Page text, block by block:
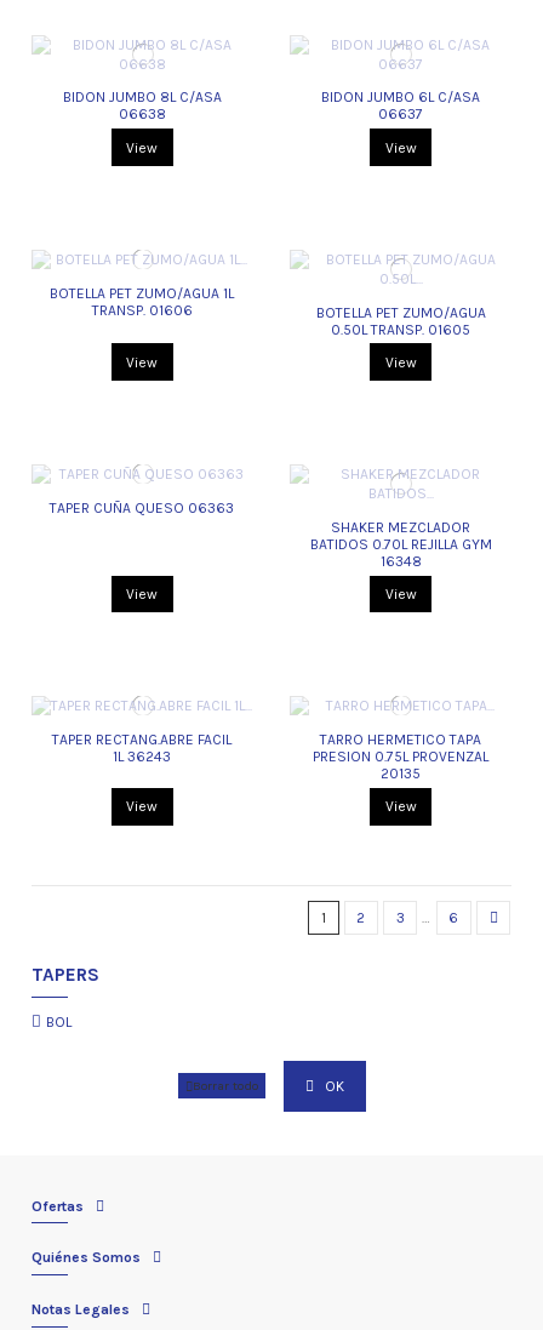
BIDON JUMBO 8L C/ASA
06638
View
BIDON JUMBO 6L C/ASA
06637
View
BOTELLA PET ZUMO/AGUA 1L
TRANSP. 01606
View
BOTELLA PET ZUMO/AGUA
0.50L TRANSP. 01605
View
TAPER CUÑA QUESO 06363
View
SHAKER MEZCLADOR
BATIDOS 0.70L REJILLA GYM
16348
View
TAPER RECTANG.ABRE FACIL
1L 36243
View
TARRO HERMETICO TAPA
PRESION 0.75L PROVENZAL
20135
View
1 2 3 … 6
TAPERS
BOL
Borrar todo OK
Ofertas
Quiénes Somos
Notas Legales